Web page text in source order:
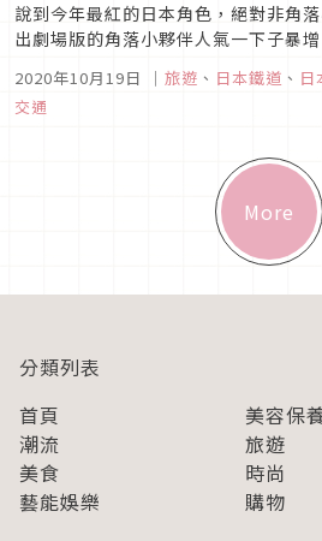
說到今年最紅的日本角色，絕對非角
出劇場版的角落小夥伴人氣一下子暴
品。而九月時日本阪急電車也和角落
不斷推出新周邊與活動啦！日本阪急
2020年10月19日 ｜ 旅遊 、 日本鐵道 、 日
交通
More
分類列表
首頁
美容保
潮流
旅遊
美食
時尚
藝能娛樂
購物